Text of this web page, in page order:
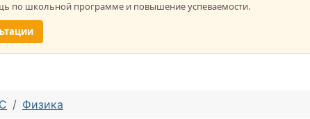
по школьной программе и повышение успеваемости.
Физика